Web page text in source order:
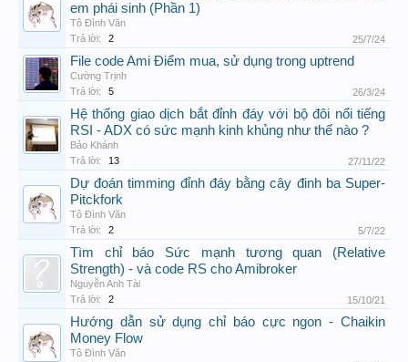
em phái sinh (Phần 1)
Tô Đình Văn
Trả lời:
2 25/7/24
File code Ami Điểm mua, sử dụng trong uptrend
Cường Trịnh
Trả lời:
5 26/3/24
Hệ thống giao dịch bắt đỉnh đáy với bộ đôi nổi tiếng
RSI - ADX có sức mạnh kinh khủng như thế nào ?
Bảo Khánh
Trả lời:
13 27/11/22
Dự đoán timming đỉnh đáy bằng cây đinh ba Super-
Pitckfork
Tô Đình Văn
Trả lời:
2 5/7/22
Tìm chỉ báo Sức mạnh tương quan (Relative
Strength) - và code RS cho Amibroker
Nguyễn Anh Tài
Trả lời:
2 15/10/21
Hướng dẫn sử dụng chỉ báo cực ngon - Chaikin
Money Flow
Tô Đình Văn